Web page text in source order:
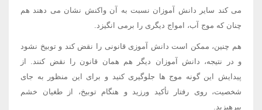
می کند سایر دانش آموزان نسبت به آن واکنش نشان می دهند هم
چنان که موج آب، امواج دیگری را برمی انگیزد.
هم چنین، ممکن است دانش آموزی قانونی را نقض کند و توبیخ نشود
و در نتیجه، دانش آموزان دیگر هم همان قانون را نقض کنند. از
پیدایش این گونه موج ها جلوگیری کنید و برای این منظور به جای
شخصیت، روی رفتار تأکید ورزید و هنگام توبیخ، از طغیان خشم
بپرهیزید.